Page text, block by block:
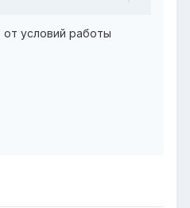
условий работы